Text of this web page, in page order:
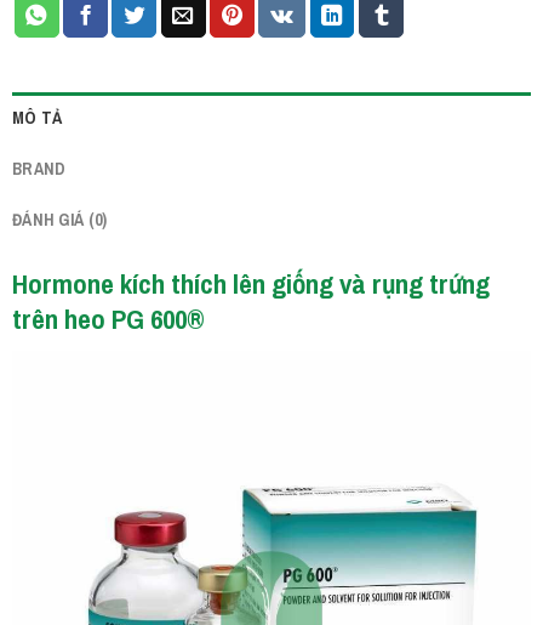
MÔ TẢ
BRAND
ĐÁNH GIÁ (0)
Hormone kích thích lên giống và rụng trứng
trên heo PG 600®